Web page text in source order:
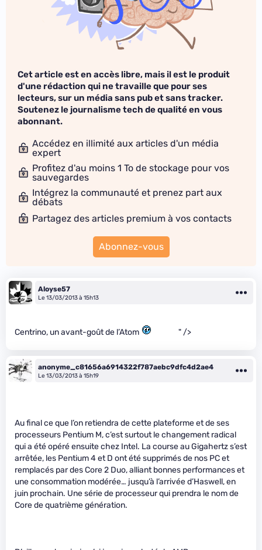
Cet article est en accès libre, mais il est le produit
d'une rédaction qui ne travaille que pour ses
lecteurs, sur un média sans pub et sans tracker.
Soutenez le journalisme tech de qualité en vous
abonnant.
Accédez en illimité aux articles d'un média
expert
Profitez d'au moins 1 To de stockage pour vos
sauvegardes
Intégrez la communauté et prenez part aux
débats
Partagez des articles premium à vos contacts
Abonnez-vous
Aloyse57
Le 13/03/2013 à 15h13
Centrino, un avant-goût de l’Atom " />
anonyme_c81656a6914322f787aebc9dfc4d2ae4
Le 13/03/2013 à 15h19
Au final ce que l’on retiendra de cette plateforme et de ses
processeurs Pentium M, c’est surtout le changement radical
qui a été opéré ensuite chez Intel. La course au Gigahertz s’est
arrêtée, les Pentium 4 et D ont été supprimés de nos PC et
remplacés par des Core 2 Duo, alliant bonnes performances et
une consommation modérée… jusqu’à l’arrivée d’Haswell, en
juin prochain. Une série de processeur qui prendra le nom de
Core de quatrième génération.